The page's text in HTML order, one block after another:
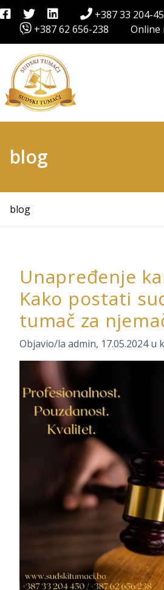
+387 33 204-
+387 62 656-238
Online
blog
blog
Unapređenje
Kako postati
tumač za
Objavio/la admin, 17.05.2024u